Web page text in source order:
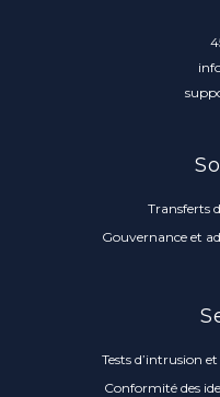
Transferts
Gouvernance et
Tests d’intrusion
Conformité des